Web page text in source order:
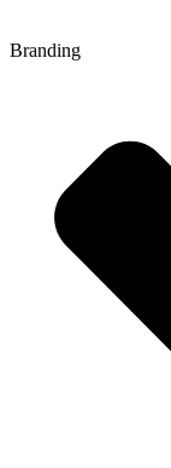
Branding